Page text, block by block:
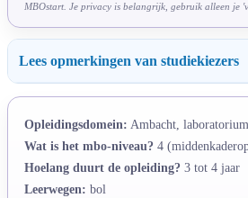
MBOstart. Je privacy is belangrijk, gebruik alleen je
Lees opmerkingen van studiekiezers
Opleidingsdomein: Ambacht,
Wat is het mbo-niveau? 4
Hoelang duurt de opleiding? 3 tot 4 jaar
Leerwegen: bol